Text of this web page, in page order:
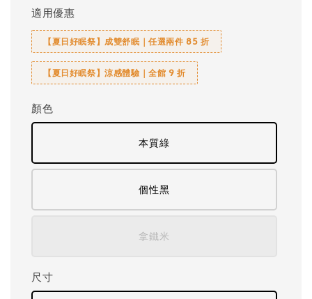
適用優惠
【夏日好眠祭】成雙舒眠｜任選兩件 85 折
【夏日好眠祭】涼感體驗｜全館 9 折
顏色
本質綠
個性黑
拿鐵米
尺寸